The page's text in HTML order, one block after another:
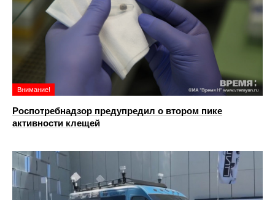
Внимание!
Роспотребнадзор предупредил о втором пике
активности клещей